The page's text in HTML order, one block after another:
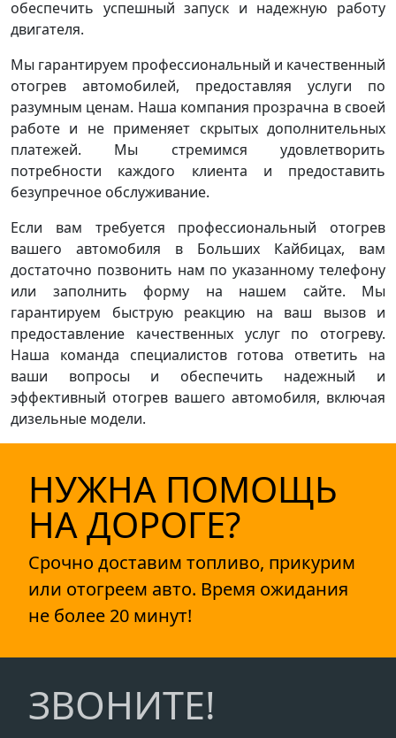
обеспечить успешный запуск и надежную работу
двигателя.
Мы гарантируем профессиональный и качественный
отогрев автомобилей, предоставляя услуги по
разумным ценам. Наша компания прозрачна в своей
работе и не применяет скрытых дополнительных
платежей. Мы стремимся удовлетворить
потребности каждого клиента и предоставить
безупречное обслуживание.
Если вам требуется профессиональный отогрев
вашего автомобиля в Больших Кайбицах, вам
достаточно позвонить нам по указанному телефону
или заполнить форму на нашем сайте. Мы
гарантируем быструю реакцию на ваш вызов и
предоставление качественных услуг по отогреву.
Наша команда специалистов готова ответить на
ваши вопросы и обеспечить надежный и
эффективный отогрев вашего автомобиля, включая
дизельные модели.
НУЖНА ПОМОЩЬ
НА ДОРОГЕ?
Срочно доставим топливо, прикурим
или отогреем авто. Время ожидания
не более 20 минут!
ЗВОНИТЕ!